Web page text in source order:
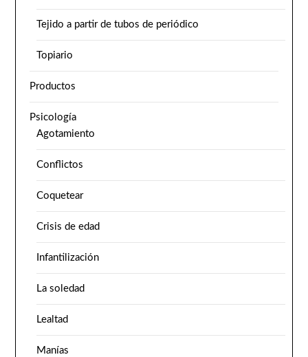
Tejido a partir de tubos de periódico
Topiario
Productos
Psicología
Agotamiento
Conflictos
Coquetear
Crisis de edad
Infantilización
La soledad
Lealtad
Manías